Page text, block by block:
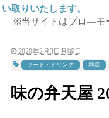
い取りいたします。
※当サイトはプロ―モ
2020年2月3日月曜日
フード・ドリンク 群馬
味の弁天屋